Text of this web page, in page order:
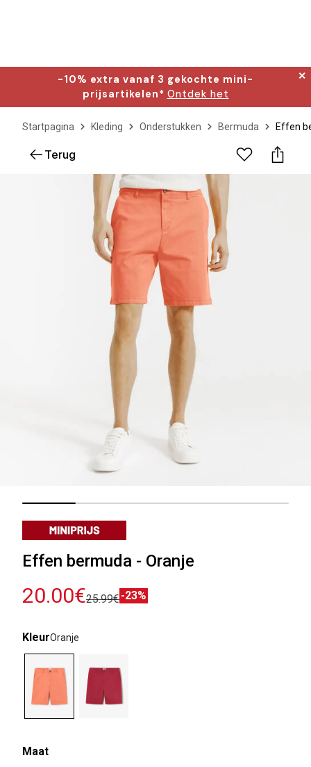
-10% extra vanaf 3 gekochte mini-
prijsartikelen* Ontdek het
✕
Startpagina Kleding Onderstukken Bermuda Effen
Terug
Effen bermuda - Oranje
20.00€25.99€-23%
KleurOranje
Maat